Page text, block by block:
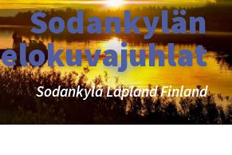
Sodankylän
elokuvajuhlat
Sodankylä Lapland Finland